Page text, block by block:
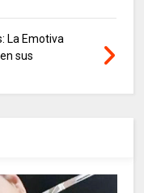
La Emotiva
sus